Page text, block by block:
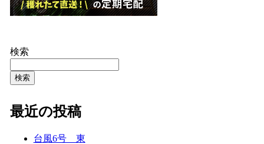
検索
検索
最近の投稿
台風6号 東